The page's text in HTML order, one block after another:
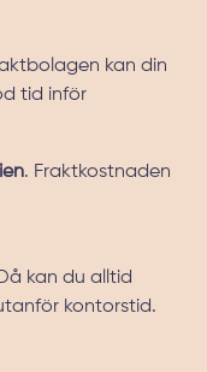
kan din
tid inför
. Fraktkostnaden
kan du alltid
kontorstid.